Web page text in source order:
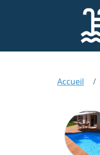
Accueil